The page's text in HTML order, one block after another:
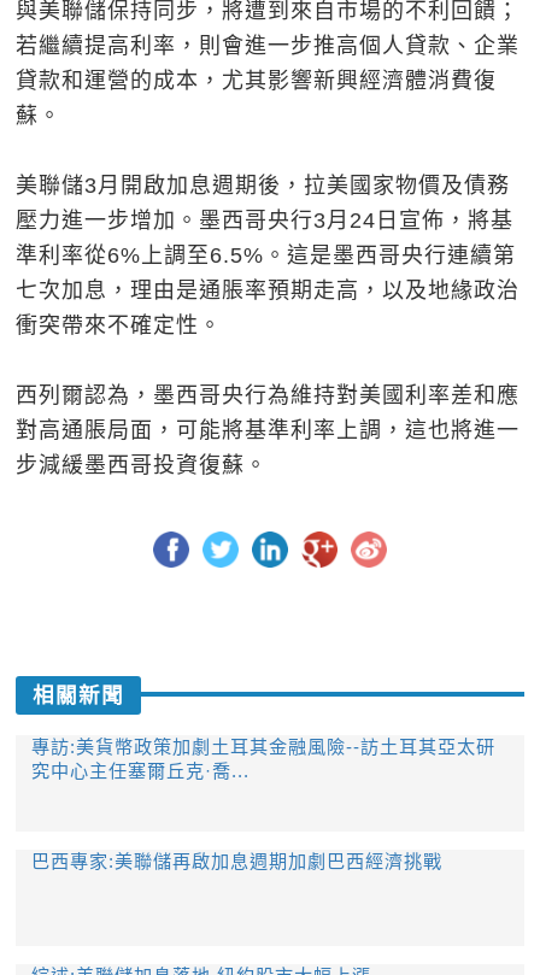
與美聯儲保持同步，將遭到來自市場的不利回饋；
若繼續提高利率，則會進一步推高個人貸款、企業
貸款和運營的成本，尤其影響新興經濟體消費復
蘇。
美聯儲3月開啟加息週期後，拉美國家物價及債務
壓力進一步增加。墨西哥央行3月24日宣佈，將基
準利率從6%上調至6.5%。這是墨西哥央行連續第
七次加息，理由是通脹率預期走高，以及地緣政治
衝突帶來不確定性。
西列爾認為，墨西哥央行為維持對美國利率差和應
對高通脹局面，可能將基準利率上調，這也將進一
步減緩墨西哥投資復蘇。
相關新聞
專訪:美貨幣政策加劇土耳其金融風險--訪土耳其亞太研
究中心主任塞爾丘克·喬...
巴西專家:美聯儲再啟加息週期加劇巴西經濟挑戰